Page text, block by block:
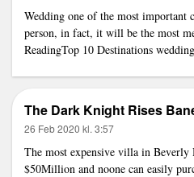
Wedding one of the most important
person, in fact, it will be the most
ReadingTop 10 Destinations
The Dark Knight Rises
26 Feb 2020 kl. 3:57
The most expensive villa in Beverly
$50Million and noone can easily